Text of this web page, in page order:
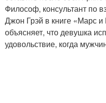
Философ, консультант по
Джон Грэй в книге «Марс
объясняет, что девушка
удовольствие, когда